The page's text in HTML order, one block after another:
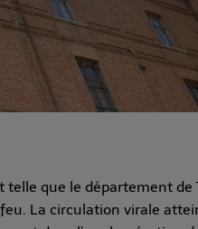
que le département de
La circulation virale